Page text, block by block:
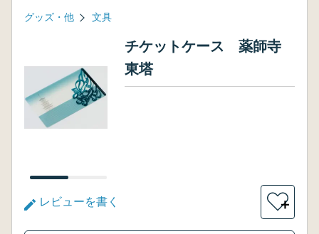
グッズ・他 文具
チケットケース 薬師寺
東塔
レビューを書く ＋